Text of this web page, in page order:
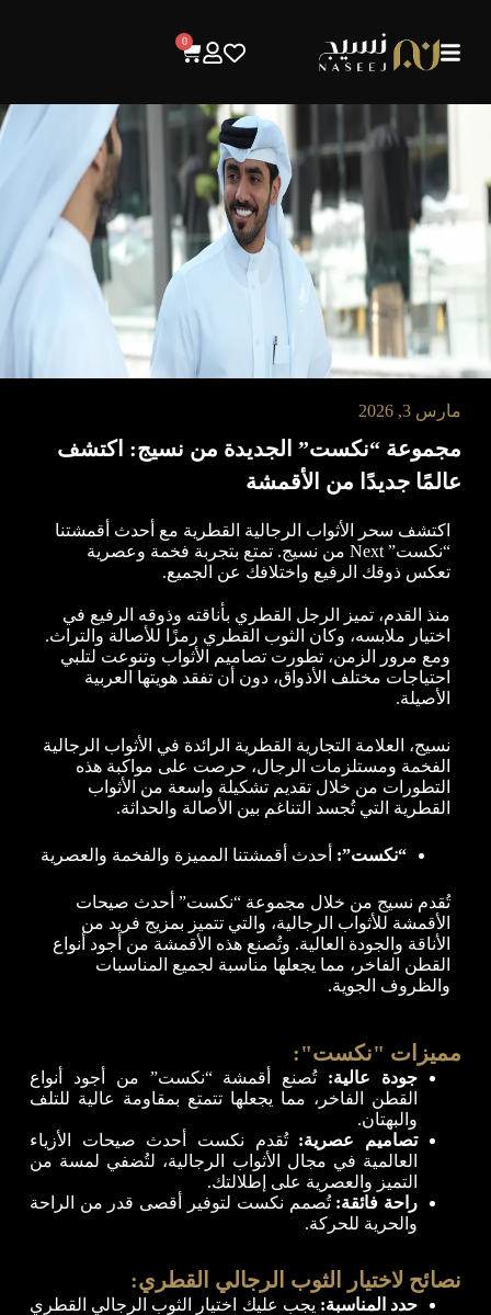
0
مارس 3, 2026
مجموعة “نكست” الجديدة من نسيج: اكتشف
عالمًا جديدًا من الأقمشة
اكتشف سحر الأثواب الرجالية القطرية مع أحدث أقمشتنا
“نكست” Next من نسيج. تمتع بتجربة فخمة وعصرية
تعكس ذوقك الرفيع واختلافك عن الجميع.
منذ القدم، تميز الرجل القطري بأناقته وذوقه الرفيع في
اختيار ملابسه، وكان الثوب القطري رمزًا للأصالة والتراث.
ومع مرور الزمن، تطورت تصاميم الأثواب وتنوعت لتلبي
احتياجات مختلف الأذواق، دون أن تفقد هويتها العربية
الأصيلة.
نسيج، العلامة التجارية القطرية الرائدة في الأثواب الرجالية
الفخمة ومستلزمات الرجال، حرصت على مواكبة هذه
التطورات من خلال تقديم تشكيلة واسعة من الأثواب
القطرية التي تُجسد التناغم بين الأصالة والحداثة.
“نكست”: أحدث أقمشتنا المميزة والفخمة والعصرية
تُقدم نسيج من خلال مجموعة “نكست” أحدث صيحات
الأقمشة للأثواب الرجالية، والتي تتميز بمزيج فريد من
الأناقة والجودة العالية. وتُصنع هذه الأقمشة من أجود أنواع
القطن الفاخر، مما يجعلها مناسبة لجميع المناسبات
والظروف الجوية.
مميزات "نكست":
جودة عالية: تُصنع أقمشة “نكست” من أجود أنواع
القطن الفاخر، مما يجعلها تتمتع بمقاومة عالية للتلف
والبهتان.
تصاميم عصرية: تُقدم نكست أحدث صيحات الأزياء
العالمية في مجال الأثواب الرجالية، لتُضفي لمسة من
التميز والعصرية على إطلالتك.
راحة فائقة: تُصمم نكست لتوفير أقصى قدر من الراحة
والحرية للحركة.
نصائح لاختيار الثوب الرجالي القطري:
حدد المناسبة: يجب عليك اختيار الثوب الرجالي القطري